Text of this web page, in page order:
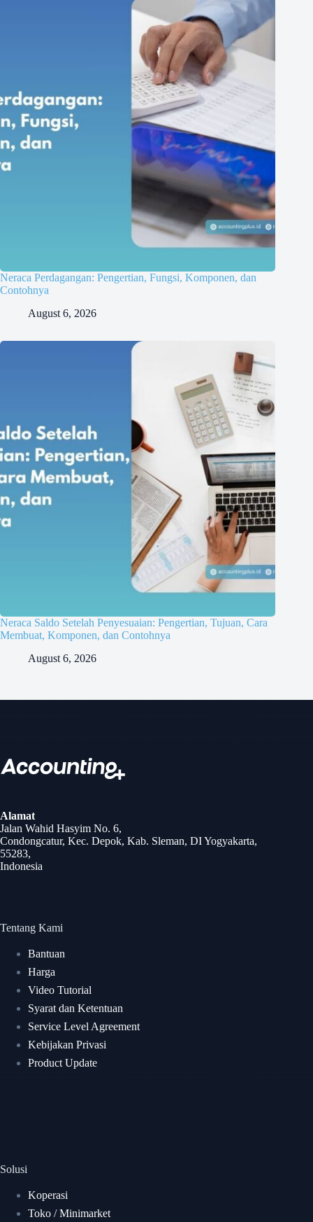
Neraca Perdagangan: Pengertian, Fungsi, Komponen, dan
Contohnya
August 6, 2026
Neraca Saldo Setelah Penyesuaian: Pengertian, Tujuan, Cara
Membuat, Komponen, dan Contohnya
August 6, 2026
Alamat
Jalan Wahid Hasyim No. 6,
Condongcatur, Kec. Depok, Kab. Sleman, DI Yogyakarta,
55283,
Indonesia
Tentang Kami
Bantuan
Harga
Video Tutorial
Syarat dan Ketentuan
Service Level Agreement
Kebijakan Privasi
Product Update
Solusi
Koperasi
Toko / Minimarket